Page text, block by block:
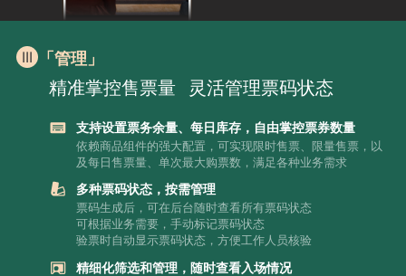
「管理」
精准掌控售票量 灵活管理票码状态
支持设置票务余量、每日库存，自由掌控票券数量
依赖商品组件的强大配置，可实现限时售票、限量售票，以
及每日售票量、单次最大购票数，满足各种业务需求
多种票码状态，按需管理
票码生成后，可在后台随时查看所有票码状态
可根据业务需要，手动标记票码状态
验票时自动显示票码状态，方便工作人员核验
精细化筛选和管理，随时查看入场情况